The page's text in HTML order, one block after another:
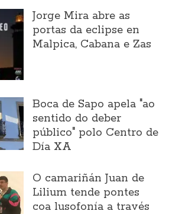
Jorge Mira abre as
portas da eclipse en
Malpica, Cabana e Zas
Boca de Sapo apela "ao
sentido do deber
público" polo Centro de
Día XA
O camariñán Juan de
Lilium tende pontes
coa lusofonía a través